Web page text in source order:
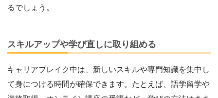
るでしょう。
スキルアップや学び直しに取り組める
キャリアブレイク中は、新しいスキルや専門知識を集中し
て身につける時間が確保できます。たとえば、語学留学や